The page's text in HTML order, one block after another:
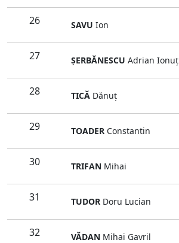
26 SAVU Ion
27 ŞERBĂNESCU Adrian Ionuţ
28 TICĂ Dănuţ
29 TOADER Constantin
30 TRIFAN Mihai
31 TUDOR Doru Lucian
32 VĂDAN Mihai Gavril